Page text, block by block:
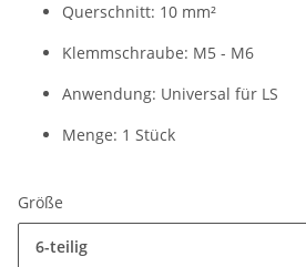
Querschnitt: 10 mm²
Klemmschraube: M5 - M6
Anwendung: Universal für LS
Menge: 1 Stück
Größe
6-teilig